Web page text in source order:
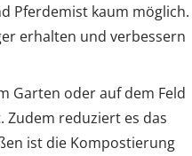
Pferdemist kaum möglich.
erhalten und verbessern
Garten oder auf dem Feld
reduziert es das
ist die Kompostierung